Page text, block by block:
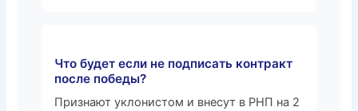
Что будет если не подписать контракт
после победы?
Признают уклонистом и внесут в РНП на 2